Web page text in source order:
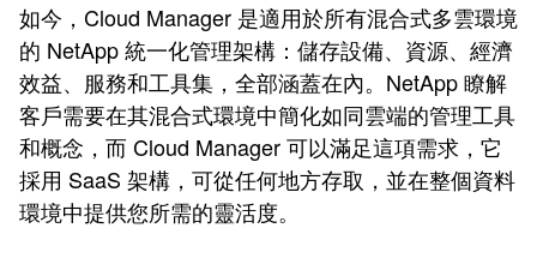
如今，Cloud Manager 是適用於所有混合式多雲環境
的 NetApp 統一化管理架構：儲存設備、資源、經濟
效益、服務和工具集，全部涵蓋在內。NetApp 瞭解
客戶需要在其混合式環境中簡化如同雲端的管理工具
和概念，而 Cloud Manager 可以滿足這項需求，它
採用 SaaS 架構，可從任何地方存取，並在整個資料
環境中提供您所需的靈活度。